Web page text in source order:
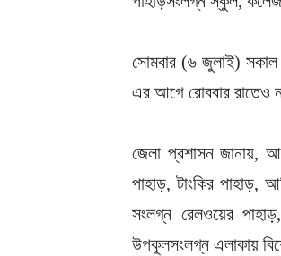
সোমবার (৬ জুলাই) সকাল
এর আগে রোববার রাতেও
জেলা প্রশাসন জানায়,
পাহাড়, টাংকির পাহাড়,
সংলগ্ন রেলওয়ের
উপকূলসংলগ্ন এলাকায়